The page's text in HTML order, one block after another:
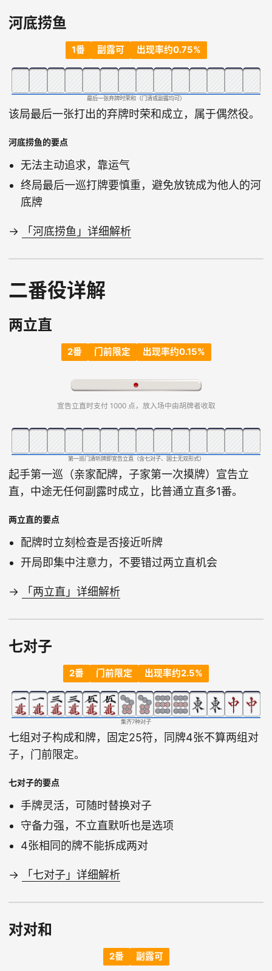
河底捞鱼
1番 副露可 出现率约0.75%
最后一张弃牌时荣和（门清或副露均可）
该局最后一张打出的弃牌时荣和成立，属于偶然役。
河底捞鱼的要点
无法主动追求，靠运气
终局最后一巡打牌要慎重，避免放铳成为他人的河
底牌
→ 「河底捞鱼」详细解析
二番役详解
两立直
2番 门前限定 出现率约0.15%
宣告立直时支付 1000 点，放入场中由胡牌者收取
第一巡门清听牌即宣告立直（含七对子、国士无双形式）
起手第一巡（亲家配牌，子家第一次摸牌）宣告立
直，中途无任何副露时成立，比普通立直多1番。
两立直的要点
配牌时立刻检查是否接近听牌
开局即集中注意力，不要错过两立直机会
→ 「两立直」详细解析
七对子
2番 门前限定 出现率约2.5%
集齐7种对子
七组对子构成和牌，固定25符，同牌4张不算两组对
子，门前限定。
七对子的要点
手牌灵活，可随时替换对子
守备力强，不立直默听也是选项
4张相同的牌不能拆成两对
→ 「七对子」详细解析
对对和
2番 副露可